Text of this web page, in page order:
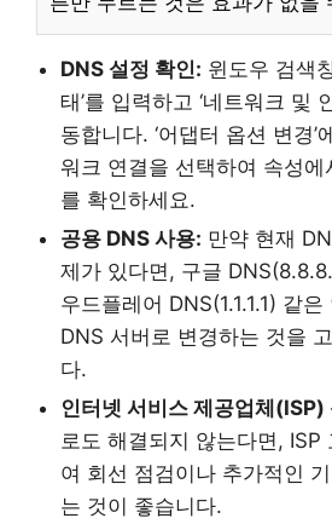
DNS 설정 확인: 윈도우 검색
태’를 입력하고 ‘네트워크 및
동합니다. ‘어댑터 옵션 변경’
워크 연결을 선택하여 속성
를 확인하세요.
공용 DNS 사용: 만약 현재
제가 있다면, 구글
우드플레어 DNS(1.1.1.1) 같
DNS 서버로 변경하는 것을
다.
인터넷 서비스 제공업체(ISP)
로도 해결되지 않는다면, ISP
여 회선 점검이나 추가적인
는 것이 좋습니다.